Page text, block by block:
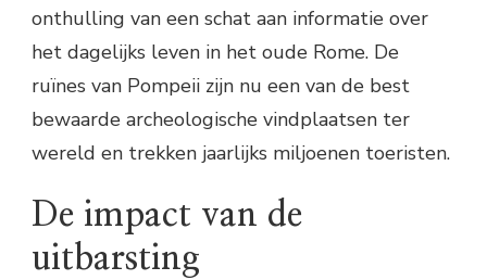
onthulling van een schat aan informatie over
het dagelijks leven in het oude Rome. De
ruïnes van Pompeii zijn nu een van de best
bewaarde archeologische vindplaatsen ter
wereld en trekken jaarlijks miljoenen toeristen.
De impact van de
uitbarsting